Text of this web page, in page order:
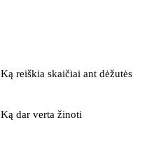
Ką reiškia skaičiai ant dėžutės
Ką dar verta žinoti